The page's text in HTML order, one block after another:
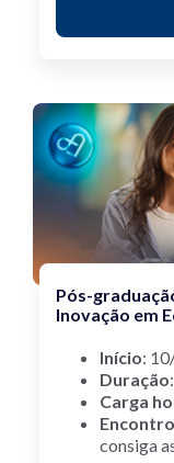
Pós-
Inovação em
Início:
Duração
Carga
consiga